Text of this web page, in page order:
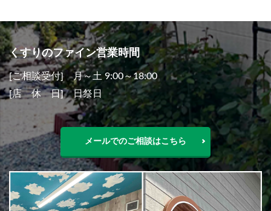
くすりのファイン営業時間
[ご相談受付] 月～土 9:00～18:00
[店 休 日] 日祭日
メールでのご相談はこちら